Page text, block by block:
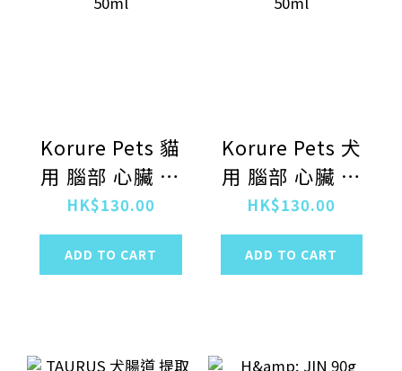
Korure Pets 貓
用 腦部 心臟 皮
毛 保健海藻油
50ml
HK$130.00
ADD TO CART
Korure Pets 犬
用 腦部 心臟 皮
毛 保健海藻油
50ml
HK$130.00
ADD TO CART